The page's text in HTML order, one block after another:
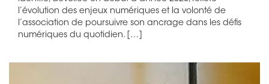
l’évolution des enjeux numériques et la volonté de
l’association de poursuivre son ancrage dans les défis
numériques du quotidien. […]